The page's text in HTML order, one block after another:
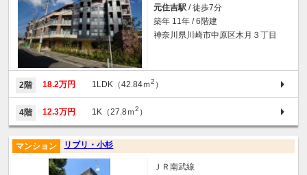
元住吉駅 / 徒歩7分
築年 11年 / 6階建
神奈川県川崎市中原区木月３丁目
2階 18.2万円 1LDK（42.84ｍ2 ）
4階 12.3万円 1K（27.8ｍ2 ）
リブリ・小杉
マンション
ＪＲ南武線